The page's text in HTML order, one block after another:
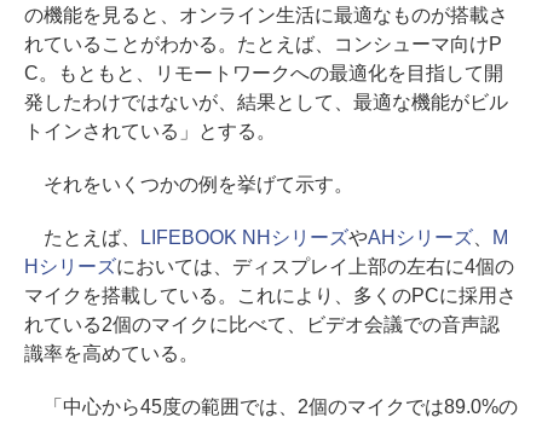
の機能を見ると、オンライン生活に最適なものが搭載さ
れていることがわかる。たとえば、コンシューマ向けP
C。もともと、リモートワークへの最適化を目指して開
発したわけではないが、結果として、最適な機能がビル
トインされている」とする。
それをいくつかの例を挙げて示す。
たとえば、 LIFEBOOK NHシリーズやAHシリーズ、
M
Hシリーズにおいては、ディスプレイ上部の左右に4個の
マイクを搭載している。これにより、多くのPCに採用さ
れている2個のマイクに比べて、ビデオ会議での音声認
識率を高めている。
「中心から45度の範囲では、2個のマイクでは89.0%の